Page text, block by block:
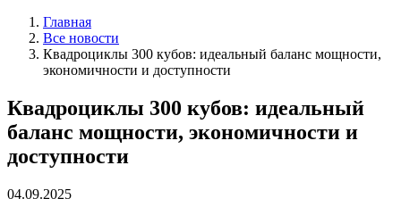
Главная
Все новости
Квадроциклы 300 кубов: идеальный баланс мощности,
экономичности и доступности
Квадроциклы 300 кубов: идеальный
баланс мощности, экономичности и
доступности
04.09.2025